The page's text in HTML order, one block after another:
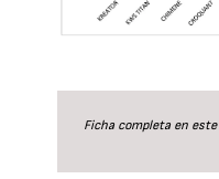
Ficha completa en este